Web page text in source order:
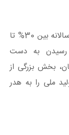
به دلیل نبود یک شبکه منسجم سردخانه‌ای، سالانه بین 30% تا
رسیدن به دست
بخش بزرگی از
ملی را به هدر